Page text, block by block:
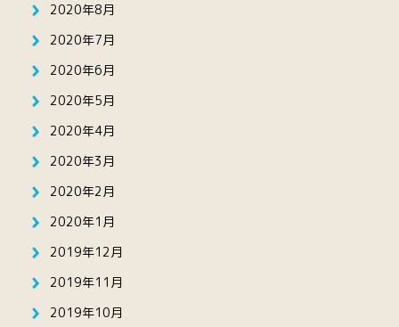
2020年8月
2020年7月
2020年6月
2020年5月
2020年4月
2020年3月
2020年2月
2020年1月
2019年12月
2019年11月
2019年10月